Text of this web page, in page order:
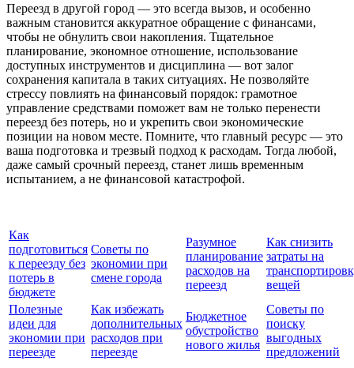
Переезд в другой город — это всегда вызов, и особенно
важным становится аккуратное обращение с финансами,
чтобы не обнулить свои накопления. Тщательное
планирование, экономное отношение, использование
доступных инструментов и дисциплина — вот залог
сохранения капитала в таких ситуациях. Не позволяйте
стрессу повлиять на финансовый порядок: грамотное
управление средствами поможет вам не только перенести
переезд без потерь, но и укрепить свои экономические
позиции на новом месте. Помните, что главный ресурс — это
ваша подготовка и трезвый подход к расходам. Тогда любой,
даже самый срочный переезд, станет лишь временным
испытанием, а не финансовой катастрофой.
Как
подготовиться
к переезду без
потерь в
бюджете
Советы по
экономии при
смене города
Разумное
планирование
расходов на
переезд
Как снизить
затраты на
вещей
Полезные
идеи для
экономии при
переезде
Как избежать
дополнительных
расходов при
переезде
Бюджетное
обустройство
нового жилья
Советы по
поиску
выгодных
предложений